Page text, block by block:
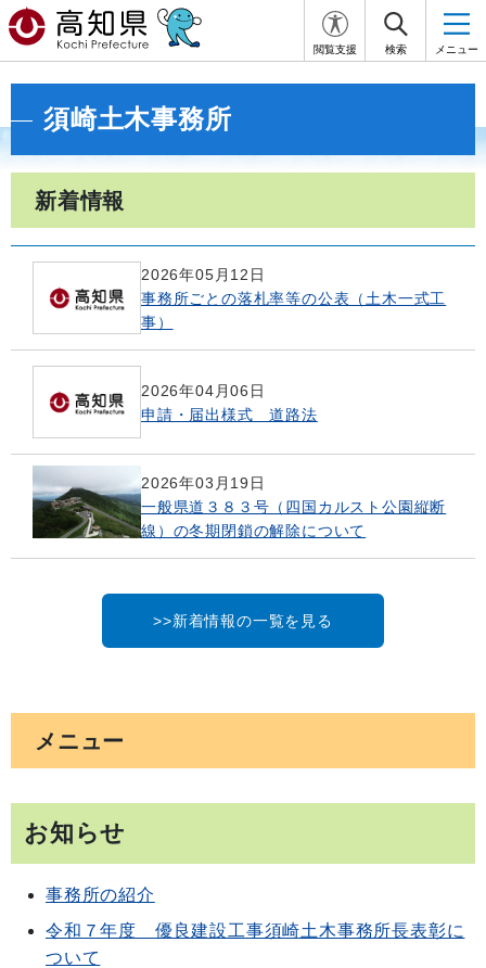
閲覧支援 検索 メニュー
須崎土木事務所
新着情報
2026年05月12日
事務所ごとの落札率等の公表（土木一式工
事）
2026年04月06日
申請・届出様式 道路法
2026年03月19日
一般県道３８３号（四国カルスト公園縦断
線）の冬期閉鎖の解除について
>>新着情報の一覧を見る
メニュー
お知らせ
事務所の紹介
令和７年度 優良建設工事須崎土木事務所長表彰に
ついて